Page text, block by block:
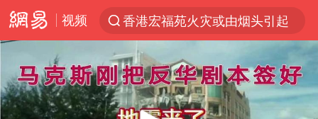
视频
香港宏福苑火灾或由烟头引起
“电影+”如何激发千亿级消费新活力？
云南一地村民过火把节意外灼伤16人
浙江海事局启动Ⅰ级防台应急响应